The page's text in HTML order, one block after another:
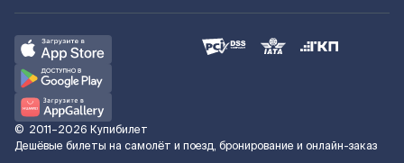
© 2011–2026 Купибилет
Дешёвые билеты на самолёт и поезд, бронирование и онлайн-заказ